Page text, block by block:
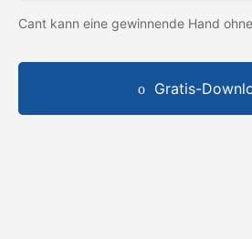
Cant kann eine gewinnende Hand
Gratis-